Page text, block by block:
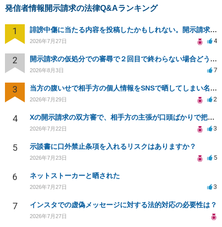
発信者情報開示請求の法律Q&Aランキング
1 誹謗中傷に当たる内容を投稿したかもしれない。開示請求や民事刑事裁判に発展しうるのか教えて欲しい。
2026年7月27日 4
2 開示請求の仮処分での審尋で２回目で終わらない場合どうしたらいいですか
2026年8月3日 7
3 当方の腹いせで相手方の個人情報をSNSで晒してしまい名誉毀損させてしまったかもしれない
2026年7月29日 2
4 Xの開示請求の双方審で、相手方の主張が口頭ばかりで把握しきれません
2026年7月22日 3
5 示談書に口外禁止条項を入れるリスクはありますか？
2026年7月23日 5
6 ネットストーカーと晒された
2026年7月27日 3
7 インスタでの虚偽メッセージに対する法的対応の必要性は？
2026年7月27日